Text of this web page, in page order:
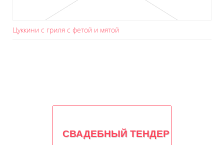
Цуккини с гриля с фетой и мятой
СВАДЕБНЫЙ ТЕНДЕР